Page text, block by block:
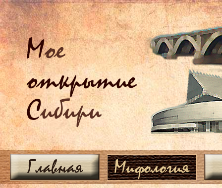
Мое
открытие
Сибири
Главная Мифология